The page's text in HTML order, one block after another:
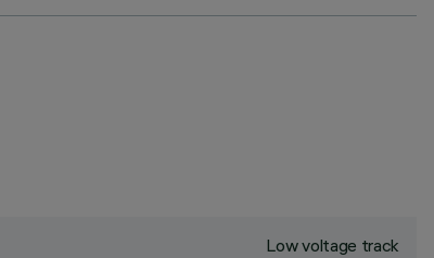
Low voltage track